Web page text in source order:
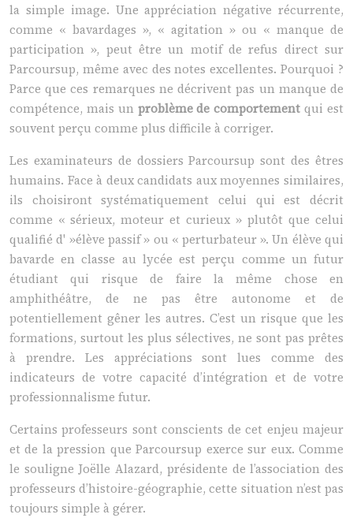
la simple image. Une appréciation négative récurrente,
comme « bavardages », « agitation » ou « manque de
participation », peut être un motif de refus direct sur
Parcoursup, même avec des notes excellentes. Pourquoi ?
Parce que ces remarques ne décrivent pas un manque de
compétence, mais un problème de comportement qui est
souvent perçu comme plus difficile à corriger.
Les examinateurs de dossiers Parcoursup sont des êtres
humains. Face à deux candidats aux moyennes similaires,
ils choisiront systématiquement celui qui est décrit
comme « sérieux, moteur et curieux » plutôt que celui
qualifié d' »élève passif » ou « perturbateur ». Un élève qui
bavarde en classe au lycée est perçu comme un futur
étudiant qui risque de faire la même chose en
amphithéâtre, de ne pas être autonome et de
potentiellement gêner les autres. C’est un risque que les
formations, surtout les plus sélectives, ne sont pas prêtes
à prendre. Les appréciations sont lues comme des
indicateurs de votre capacité d’intégration et de votre
professionnalisme futur.
Certains professeurs sont conscients de cet enjeu majeur
et de la pression que Parcoursup exerce sur eux. Comme
le souligne Joëlle Alazard, présidente de l’association des
professeurs d’histoire-géographie, cette situation n’est pas
toujours simple à gérer.